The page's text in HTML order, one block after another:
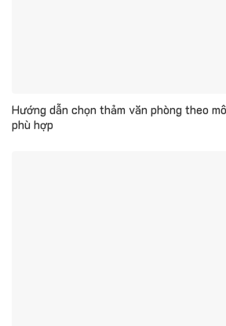
Hướng dẫn chọn thảm văn phòng theo
phù hợp